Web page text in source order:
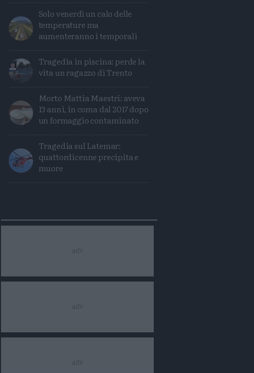
Solo venerdì un calo delle
temperature ma
aumenteranno i temporali
Tragedia in piscina: perde la
vita un ragazzo di Trento
Morto Mattia Maestri: aveva
13 anni, in coma dal 2017 dopo
un formaggio contaminato
Tragedia sul Latemar:
quattordicenne precipita e
muore